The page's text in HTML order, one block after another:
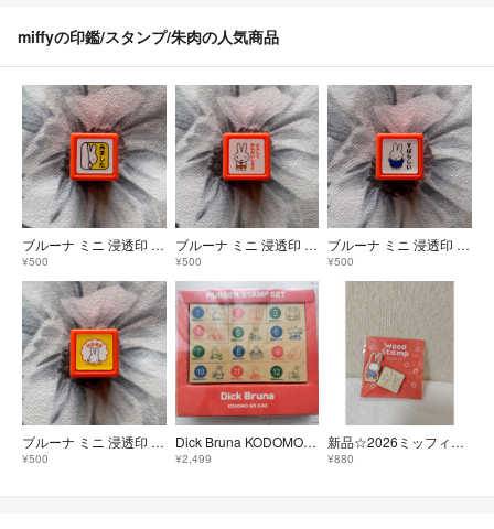
miffyの印鑑/スタンプ/朱肉の人気商品
ブルーナ ミニ 浸透印 ミッフィー みました スタンプ
¥500
ブルーナ ミニ 浸透印 ミッフィー よろしくおねがいします スタンプ
¥500
ブルーナ ミニ 浸透印 ミッフィー すばらしい スタンプ
¥500
ブルーナ ミニ 浸透印 ミッフィ はなまる スタンプ
¥500
Dick Bruna KODOMO NO KAO ラバー スタンプセット
¥2,499
新品☆2026ミッフィーザッカフェスタ☆ウッドスタンプ
¥880